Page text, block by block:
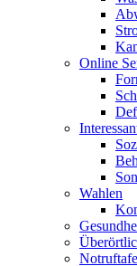
Online
Wahlen